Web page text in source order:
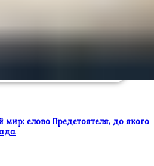
слово Предстоятеля, до якого